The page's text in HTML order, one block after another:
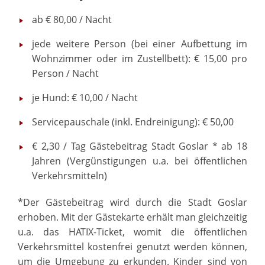
ab € 80,00 / Nacht
jede weitere Person (bei einer Aufbettung im
Wohnzimmer oder im Zustellbett): € 15,00 pro
Person / Nacht
je Hund: € 10,00 / Nacht
Servicepauschale (inkl. Endreinigung): € 50,00
€ 2,30 / Tag Gästebeitrag Stadt Goslar * ab 18
Jahren (Vergünstigungen u.a. bei öffentlichen
Verkehrsmitteln)
*Der Gästebeitrag wird durch die Stadt Goslar
erhoben. Mit der Gästekarte erhält man gleichzeitig
u.a. das HATIX-Ticket, womit die öffentlichen
Verkehrsmittel kostenfrei genutzt werden können,
um die Umgebung zu erkunden. Kinder sind von